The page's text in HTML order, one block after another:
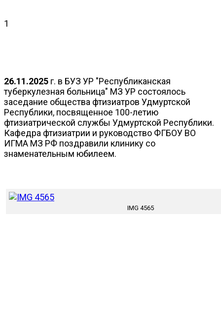
1
26.11.2025 г. в БУЗ УР "Республиканская
туберкулезная больница" МЗ УР состоялось
заседание общества фтизиатров Удмуртской
Республики, посвященное 100-летию
фтизиатрической службы Удмуртской Республики.
Кафедра фтизиатрии и руководство ФГБОУ ВО
ИГМА МЗ РФ поздравили клинику со
знаменательным юбилеем.
IMG 4565